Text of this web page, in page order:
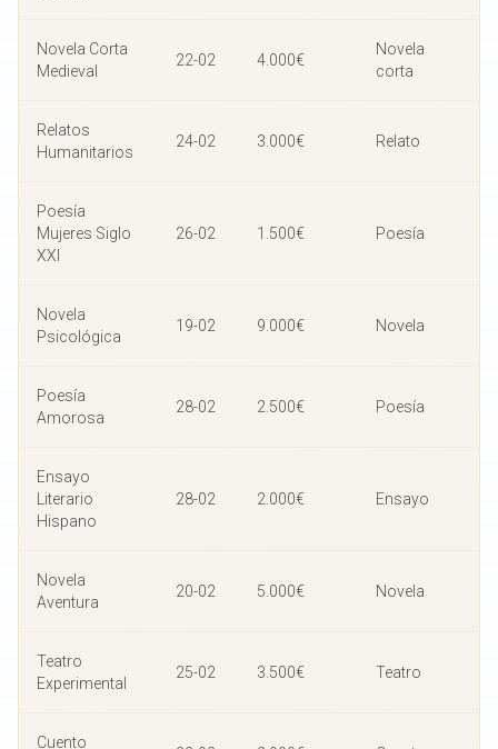
Novela Corta
Medieval
22-02 4.000€
Novela
corta
Relatos
Humanitarios
24-02 3.000€ Relato
Poesía
Mujeres Siglo
XXI
26-02 1.500€ Poesía
Novela
Psicológica
19-02 9.000€ Novela
Poesía
Amorosa
28-02 2.500€ Poesía
Ensayo
Literario
Hispano
28-02 2.000€ Ensayo
Novela
Aventura
20-02 5.000€ Novela
Teatro
Experimental
25-02 3.500€ Teatro
Cuento